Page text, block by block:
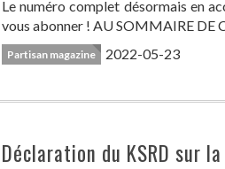
Le numéro complet désormais en
vous abonner ! AU SOMMAIRE DE
Partisan magazine 2022-05-23
Déclaration du KSRD sur